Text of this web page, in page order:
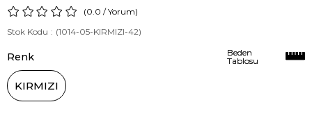
0.0 /Yorum)
Stok Kodu
(1014-05-KIRMIZI-42)
Renk
KIRMIZI
Beden
Tablosu
Beden
Tablosu